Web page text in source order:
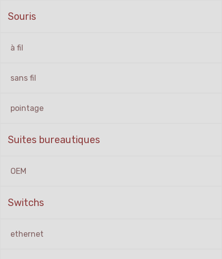
Souris
à fil
sans fil
pointage
Suites bureautiques
OEM
Switchs
ethernet